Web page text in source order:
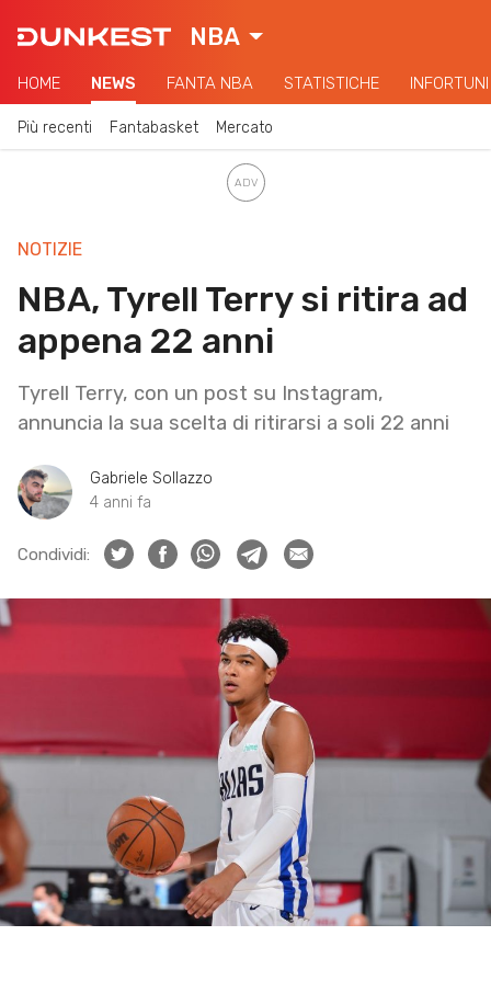
NBA
HOME NEWS FANTA NBA STATISTICHE INFORTUNI
Più recenti Fantabasket Mercato
NOTIZIE
NBA, Tyrell Terry si ritira ad
appena 22 anni
Tyrell Terry, con un post su Instagram,
annuncia la sua scelta di ritirarsi a soli 22 anni
Gabriele Sollazzo
4 anni fa
Condividi: